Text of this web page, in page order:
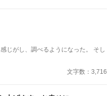
じがし、調べるようになった。 そし
文字数：3,716